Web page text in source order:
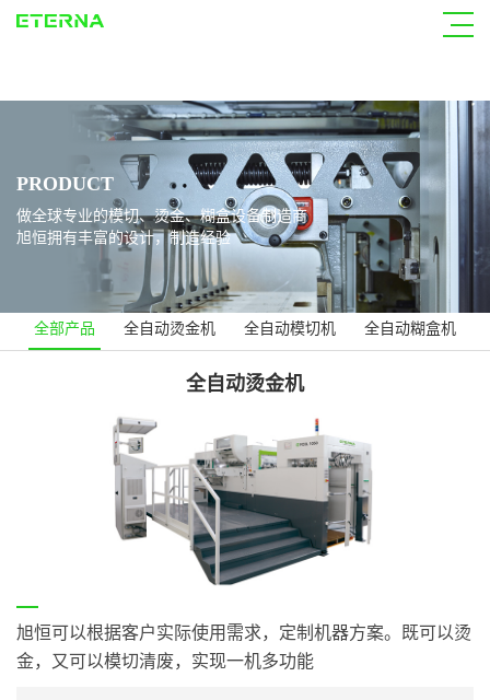
jc710公海赌船
PRODUCT
做全球专业的模切、烫金、糊盒设备制造商
旭恒拥有丰富的设计，制造经验
全部产品 全自动烫金机 全自动模切机 全自动糊盒机
全自动烫金机
旭恒可以根据客户实际使用需求，定制机器方案。既可以烫
金，又可以模切清废，实现一机多功能